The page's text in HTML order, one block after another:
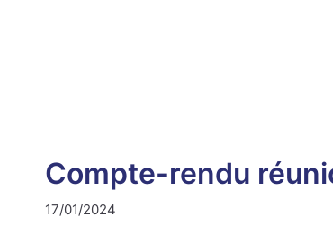
Compte-rendu
17/01/2024